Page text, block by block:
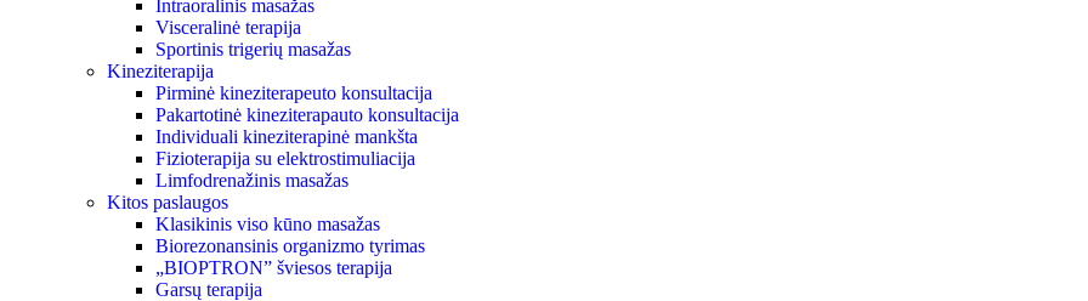
Intraoralinis masažas
Visceralinė terapija
Sportinis trigerių masažas
Kineziterapija
Pirminė kineziterapeuto konsultacija
Pakartotinė kineziterapauto konsultacija
Individuali kineziterapinė mankšta
Fizioterapija su elektrostimuliacija
Limfodrenažinis masažas
Kitos paslaugos
Klasikinis viso kūno masažas
Biorezonansinis organizmo tyrimas
„BIOPTRON” šviesos terapija
Garsų terapija